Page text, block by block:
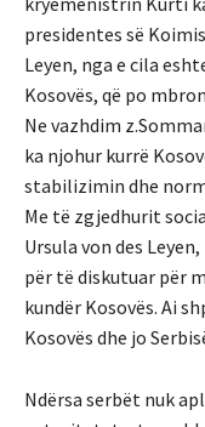
presidentes së
Leyen, nga e cila
Kosovës, që po
Ne vazhdim
ka njohur kurrë
stabilizimin dhe
Me të zgjedhurit
Ursula von des
për të diskutuar për
kundër Kosovës. Ai
Kosovës dhe jo
Ndërsa serbët nuk